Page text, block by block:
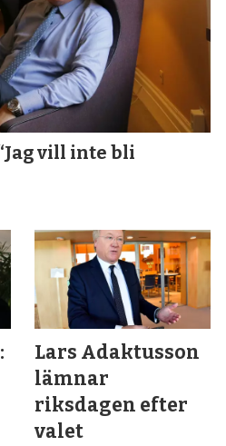
vill inte bli
Lars Adaktusson
lämnar
riksdagen efter
valet